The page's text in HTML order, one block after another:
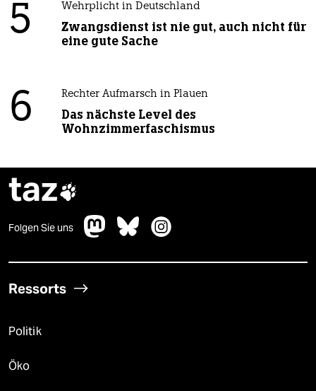
5 Wehrplicht in Deutschland
Zwangsdienst ist nie gut, auch nicht für
eine gute Sache
6 Rechter Aufmarsch in Plauen
Das nächste Level des
Wohnzimmerfaschismus
taz
Folgen Sie uns
Ressorts
Politik
Öko